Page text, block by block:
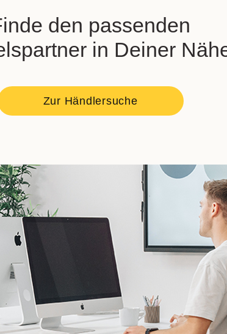
den passenden
in Deiner
Zur Händlersuche